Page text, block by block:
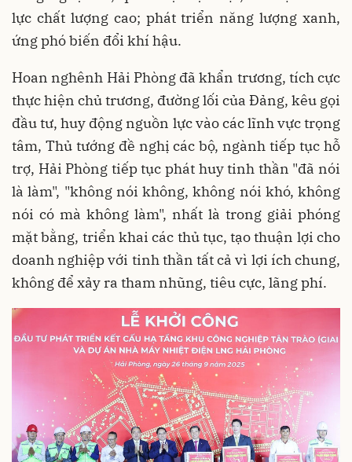
lực chất lượng cao; phát triển năng lượng xanh,
ứng phó biến đổi khí hậu.
Hoan nghênh Hải Phòng đã khẩn trương, tích cực
thực hiện chủ trương, đường lối của Đảng, kêu gọi
đầu tư, huy động nguồn lực vào các lĩnh vực trọng
tâm, Thủ tướng đề nghị các bộ, ngành tiếp tục hỗ
trợ, Hải Phòng tiếp tục phát huy tinh thần "đã nói
là làm", "không nói không, không nói khó, không
nói có mà không làm", nhất là trong giải phóng
mặt bằng, triển khai các thủ tục, tạo thuận lợi cho
doanh nghiệp với tinh thần tất cả vì lợi ích chung,
không để xảy ra tham nhũng, tiêu cực, lãng phí.